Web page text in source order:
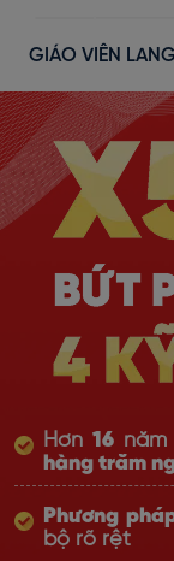
GIÁO VIÊN
Hơn 16năm
hàng trăm
Phương
bộ rõ rệt